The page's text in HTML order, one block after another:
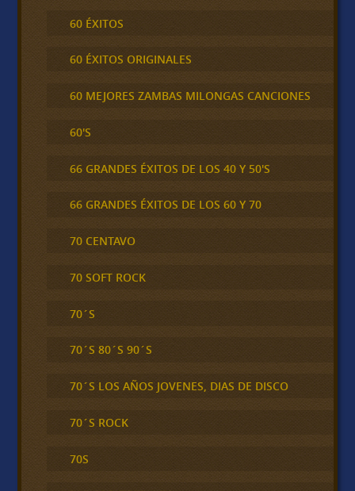
60 ÉXITOS
60 ÉXITOS ORIGINALES
60 MEJORES ZAMBAS MILONGAS CANCIONES
60'S
66 GRANDES ÉXITOS DE LOS 40 Y 50'S
66 GRANDES ÉXITOS DE LOS 60 Y 70
70 CENTAVO
70 SOFT ROCK
70´S
70´S 80´S 90´S
70´S LOS AÑOS JOVENES, DIAS DE DISCO
70´S ROCK
70S